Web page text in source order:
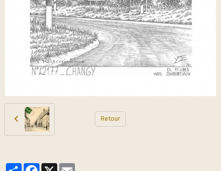
Retour
PartagerFacebook
X